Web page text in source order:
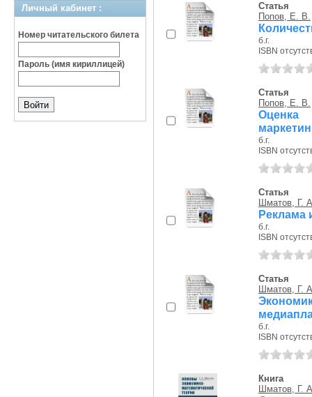
Личный кабинет :
Номер читательского билета
Пароль (имя кириллицей)
Статья
Попов, Е. В.
б.г.
ISBN
Статья
Попов, Е. В.
Оценка
б.г.
ISBN
Статья
Шматов, Г.
Реклама
б.г.
ISBN
Статья
Шматов, Г.
б.г.
ISBN
Книга
Шматов, Г.